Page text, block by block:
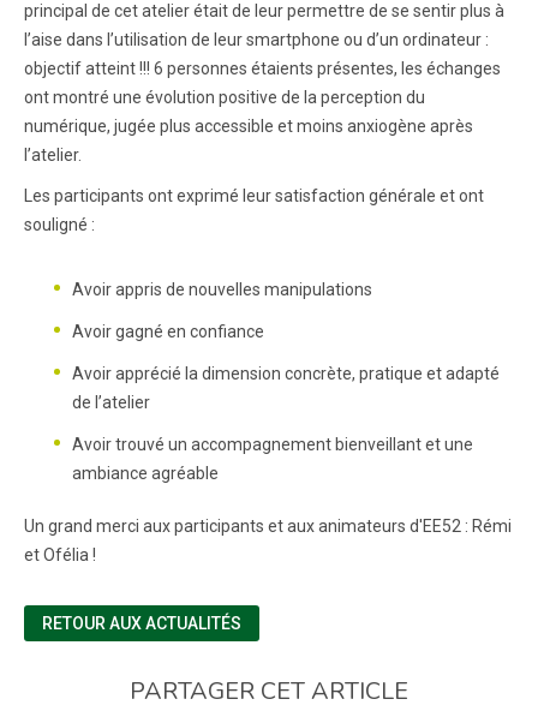
principal de cet atelier était de leur permettre de se sentir plus à
l’aise dans l’utilisation de leur smartphone ou d’un ordinateur :
objectif atteint !!! 6 personnes étaients présentes, les échanges
ont montré une évolution positive de la perception du
numérique, jugée plus accessible et moins anxiogène après
l’atelier.
Les participants ont exprimé leur satisfaction générale et ont
souligné :
Avoir appris de nouvelles manipulations
Avoir gagné en confiance
Avoir apprécié la dimension concrète, pratique et adapté
de l’atelier
Avoir trouvé un accompagnement bienveillant et une
ambiance agréable
Un grand merci aux participants et aux animateurs d'EE52 : Rémi
et Ofélia !
RETOUR AUX ACTUALITÉS
PARTAGER CET ARTICLE